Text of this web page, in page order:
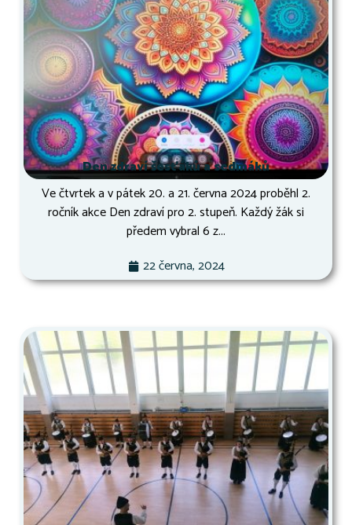
Den zdraví šesťáků a sedmáků
Ve čtvrtek a v pátek 20. a 21. června 2024 proběhl 2.
ročník akce Den zdraví pro 2. stupeň. Každý žák si
předem vybral 6 z...
22 června, 2024